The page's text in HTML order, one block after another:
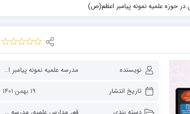
مدرسه علمیه المهدی (عج)/ آران و بیدگل
حوزه علمیه سفیران هدایت رهنان
مدرسه آیت الله العظمی گلپایگانی ره
حوزه علمیه نمونه پیامبر اعظم(ص)
نویسنده
مدرسه علمیه نمونه پیامبر اعظم(ص)
تاریخ انتشار
19 بهمن 1401